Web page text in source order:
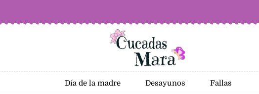
Día de la madre Desayunos Fallas